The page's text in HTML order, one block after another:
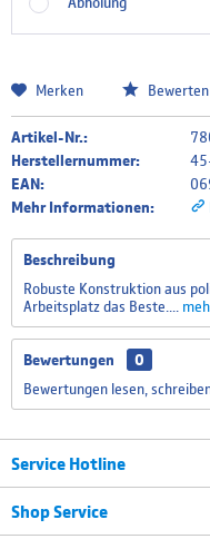
beachten Sie, dass die hier
Finanzierungskonditionen entnehmen
Ihrer Bestellung angezeigt bekommen.
Merken Bewerten
Artikel-Nr.:
Herstellernummer:
EAN:
Mehr Informationen:
Beschreibung
Robuste Konstruktion aus
Arbeitsplatz das Beste....
Bewertungen
0
Bewertungen lesen,
Service Hotline
Shop Service